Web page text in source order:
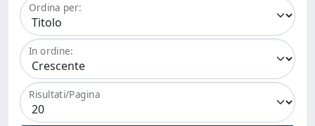
Ordina per:
In ordine:
Risultati/Pagina